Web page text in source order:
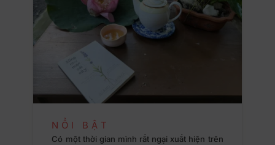
NỔI BẬT
Có một thời gian mình rất ngại xuất hiện trên